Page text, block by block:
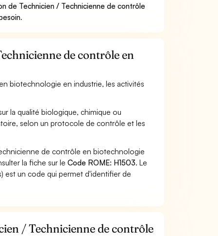
de Technicien / Technicienne de contrôle
.
de contrôle en
biotechnologie en industrie, les activités
la qualité biologique, chimique ou
selon un protocole de contrôle et les
de contrôle en biotechnologie
la fiche sur leCode ROME: H1503. Le
est un code qui permet d'identifier de
/ Technicienne de contrôle